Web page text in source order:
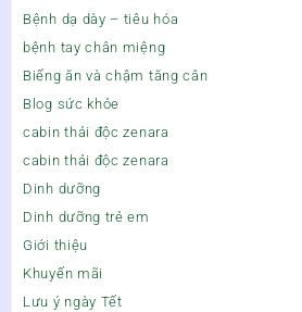
Bệnh dạ dày – tiêu hóa
bệnh tay chân miệng
Biếng ăn và chậm tăng cân
Blog sức khỏe
cabin thải độc zenara
cabin thải độc zenara
Dinh dưỡng
Dinh dưỡng trẻ em
Giới thiệu
Khuyến mãi
Lưu ý ngày Tết